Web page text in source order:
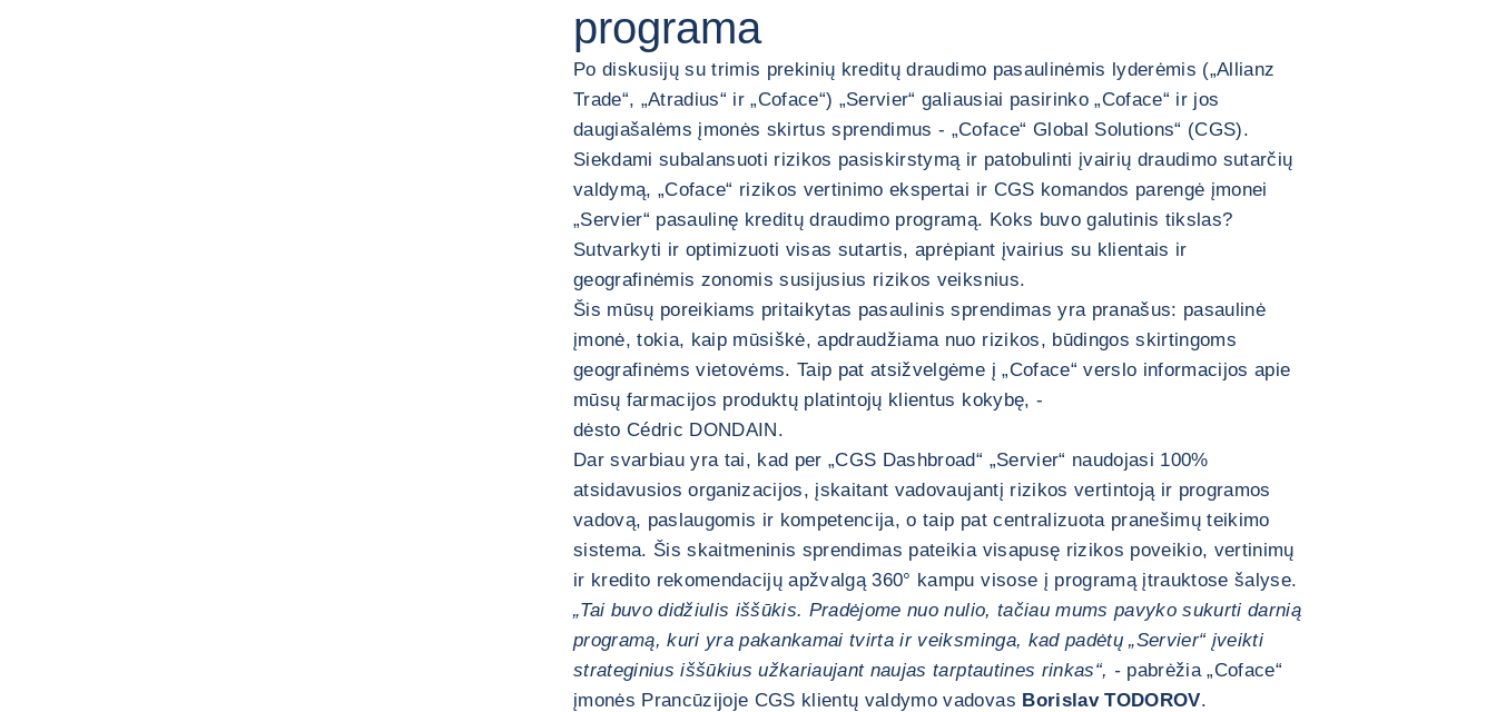
programa
Po diskusijų su trimis prekinių kreditų draudimo pasaulinėmis lyderėmis („Allianz
Trade“, „Atradius“ ir „Coface“) „Servier“ galiausiai pasirinko „Coface“ ir jos
daugiašalėms įmonės skirtus sprendimus - „Coface“ Global Solutions“ (CGS).
Siekdami subalansuoti rizikos pasiskirstymą ir patobulinti įvairių draudimo sutarčių
valdymą, „Coface“ rizikos vertinimo ekspertai ir CGS komandos parengė įmonei
„Servier“ pasaulinę kreditų draudimo programą. Koks buvo galutinis tikslas?
Sutvarkyti ir optimizuoti visas sutartis, aprėpiant įvairius su klientais ir
geografinėmis zonomis susijusius rizikos veiksnius.
Šis mūsų poreikiams pritaikytas pasaulinis sprendimas yra pranašus: pasaulinė
įmonė, tokia, kaip mūsiškė, apdraudžiama nuo rizikos, būdingos skirtingoms
geografinėms vietovėms. Taip pat atsižvelgėme į „Coface“ verslo informacijos apie
mūsų farmacijos produktų platintojų klientus kokybę, -
dėsto Cédric DONDAIN.
Dar svarbiau yra tai, kad per „CGS Dashbroad“ „Servier“ naudojasi 100%
atsidavusios organizacijos, įskaitant vadovaujantį rizikos vertintoją ir programos
vadovą, paslaugomis ir kompetencija, o taip pat centralizuota pranešimų teikimo
sistema. Šis skaitmeninis sprendimas pateikia visapusę rizikos poveikio, vertinimų
ir kredito rekomendacijų apžvalgą 360° kampu visose į programą įtrauktose šalyse.
„Tai buvo didžiulis iššūkis. Pradėjome nuo nulio, tačiau mums pavyko sukurti darnią
programą, kuri yra pakankamai tvirta ir veiksminga, kad padėtų „Servier“ įveikti
strateginius iššūkius užkariaujant naujas tarptautines rinkas“, - pabrėžia „Coface“
įmonės Prancūzijoje CGS klientų valdymo vadovas Borislav TODOROV.